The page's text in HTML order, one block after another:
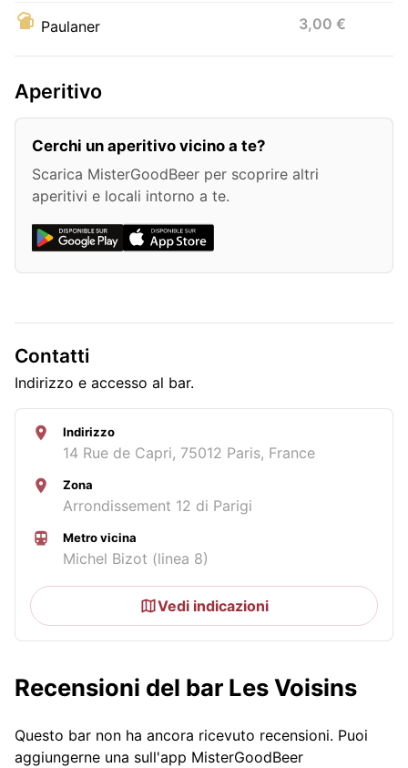
Paulaner 3,00 €
Aperitivo
Cerchi un aperitivo vicino a te?
Scarica MisterGoodBeer per scoprire altri
aperitivi e locali intorno a te.
Contatti
Indirizzo e accesso al bar.
Indirizzo
14 Rue de Capri, 75012 Paris, France
Zona
Arrondissement 12 di Parigi
Metro vicina
Michel Bizot (linea 8)
Vedi indicazioni
Recensioni del bar Les Voisins
Questo bar non ha ancora ricevuto recensioni. Puoi
aggiungerne una sull'app MisterGoodBeer